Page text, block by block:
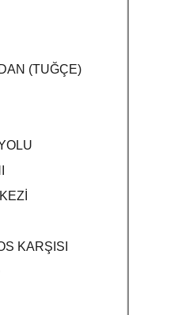
(TUĞÇE)
KARŞISI